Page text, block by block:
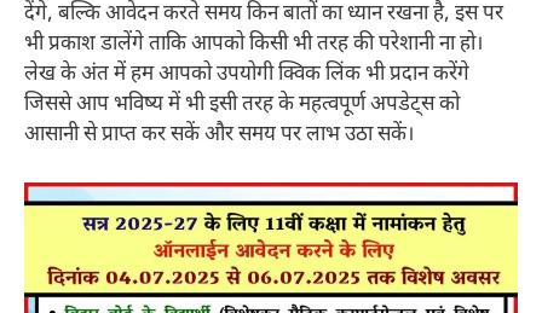
देंगे, बल्कि आवेदन करते समय किन बातों का ध्यान रखना है, इस पर
भी प्रकाश डालेंगे ताकि आपको किसी भी तरह की परेशानी ना हो।
लेख के अंत में हम आपको उपयोगी क्विक लिंक भी प्रदान करेंगे
जिससे आप भविष्य में भी इसी तरह के महत्वपूर्ण अपडेट्स को
आसानी से प्राप्त कर सकें और समय पर लाभ उठा सकें।